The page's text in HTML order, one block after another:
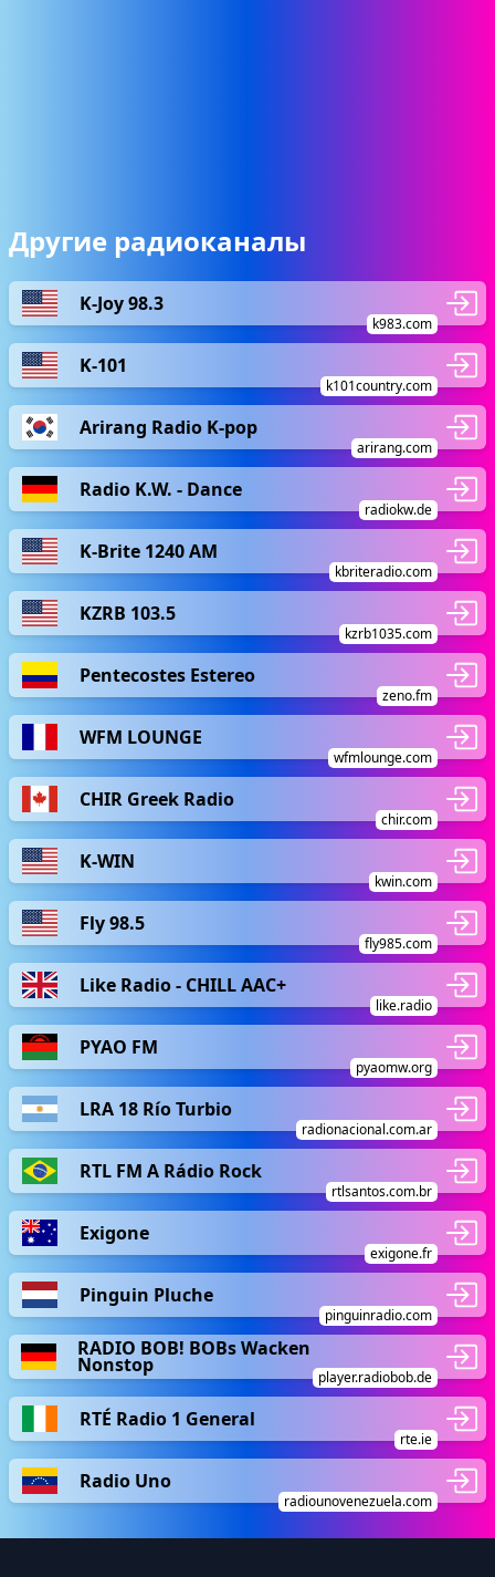
Другие радиоканалы
K-Joy 98.3
k983.com
K-101
k101country.com
Arirang Radio K-pop
arirang.com
Radio K.W. - Dance
radiokw.de
K-Brite 1240 AM
kbriteradio.com
KZRB 103.5
kzrb1035.com
Pentecostes Estereo
zeno.fm
WFM LOUNGE
wfmlounge.com
CHIR Greek Radio
chir.com
K-WIN
kwin.com
Fly 98.5
fly985.com
Like Radio - CHILL AAC+
like.radio
PYAO FM
pyaomw.org
LRA 18 Río Turbio
radionacional.com.ar
RTL FM A Rádio Rock
rtlsantos.com.br
Exigone
exigone.fr
Pinguin Pluche
pinguinradio.com
RADIO BOB! BOBs Wacken
Nonstop
player.radiobob.de
RTÉ Radio 1 General
rte.ie
Radio Uno
radiounovenezuela.com